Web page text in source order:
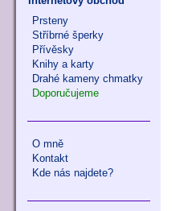
Prsteny
Stříbrné šperky
Přívěsky
Knihy a karty
Drahé kameny chmatky
Doporučujeme
O mně
Kontakt
Kde nás najdete?